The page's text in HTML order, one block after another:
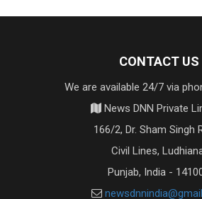
CONTACT US
We are available 24/7 via
News DNN Private
166/2, Dr. Sham Singh
Civil Lines,
Punjab, India -